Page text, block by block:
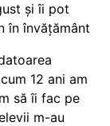
și îi pot
în învățământ
12 ani am
să îi fac pe
m-au